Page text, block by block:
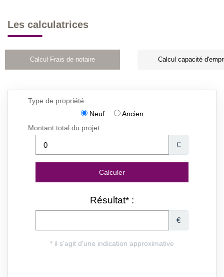
Les calculatrices
Calcul Frais de notaire Calcul capacité